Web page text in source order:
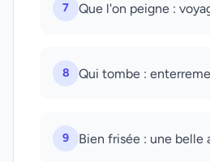
7 Que l'on peigne :
8 Qui tombe :
9 Bien frisée : une belle